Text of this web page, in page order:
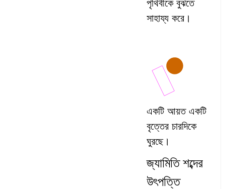
পৃথিবীকে বুঝতে
সাহায্য করে।
একটি আয়ত একটি
বৃত্তের চারদিকে
ঘুরছে।
জ্যামিতি শব্দের
উৎপত্তি